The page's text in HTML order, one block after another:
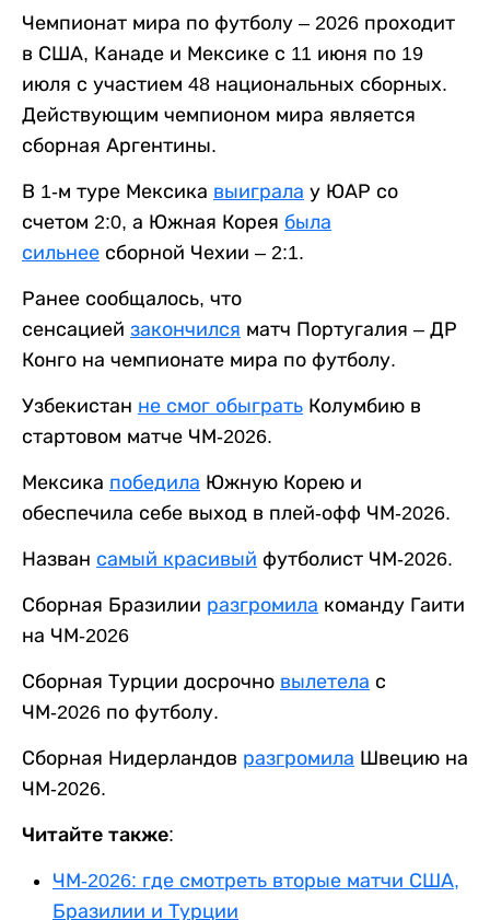
Чемпионат мира по футболу – 2026 проходит
в США, Канаде и Мексике с 11 июня по 19
июля с участием 48 национальных сборных.
Действующим чемпионом мира является
сборная Аргентины.
В 1-м туре Мексика выиграла у ЮАР со
счетом 2:0, а Южная Корея была
сильнее сборной Чехии – 2:1.
Ранее сообщалось, что
сенсацией закончился матч Португалия – ДР
Конго на чемпионате мира по футболу.
Узбекистан не смог обыграть Колумбию в
стартовом матче ЧМ-2026.
Мексика победила Южную Корею и
обеспечила себе выход в плей‑офф ЧМ‑2026.
Назван самый красивый футболист ЧМ-2026.
Сборная Бразилии разгромила команду Гаити
на ЧМ-2026
Сборная Турции досрочно вылетела с
ЧМ-2026 по футболу.
Сборная Нидерландов разгромила Швецию на
ЧМ-2026.
Читайте также:
ЧМ-2026: где смотреть вторые матчи США,
Бразилии и Турции